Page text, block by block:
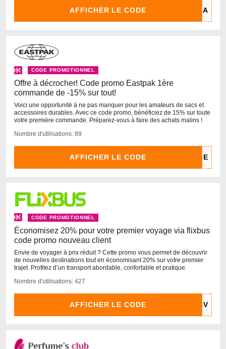
AFFICHER LE CODE
CODE PROMOTIONNEL
Offre à décrocher! Сode promo Eastpak 1ère
commande de -15% sur tout!
Voici une opportunité à ne pas manquer pour les amateurs de sacs et
accessoires durables. Avec ce code promo, bénéficiez de 15% sur toute
votre première commande. Préparez-vous à faire des achats malins !
Nombre d'utilisations: 89
AFFICHER LE CODE
CODE PROMOTIONNEL
Économisez 20% pour votre premier voyage via flixbus
code promo nouveau client
Envie de voyager à prix réduit ? Cette promo vous permet de découvrir
de nouvelles destinations tout en économisant 20% sur votre premier
trajet. Profitez d’un transport abordable, confortable et pratique.
Nombre d'utilisations: 427
AFFICHER LE CODE